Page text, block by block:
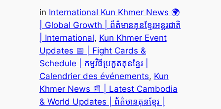
in International Kun Khmer News 🌍
| Global Growth | ព័ត៌មានគុនខ្មែរអន្តរជាតិ
| International, Kun Khmer Event
Updates 📅 | Fight Cards &
Schedule | កម្មវិធីប្រកួតគុនខ្មែរ |
Calendrier des événements, Kun
Khmer News 📰 | Latest Cambodia
& World Updates | ព័ត៌មានគុនខ្មែរ |